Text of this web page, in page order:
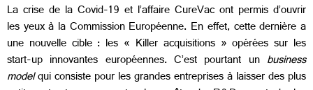
La crise de la Covid-19 et l’affaire CureVac ont permis d’ouvrir
les yeux à la Commission Européenne. En effet, cette dernière a
une nouvelle cible : les « Killer acquisitions » opérées sur les
start-up innovantes européennes. C’est pourtant un business
modelqui consiste pour les grandes entreprises à laisser des plus